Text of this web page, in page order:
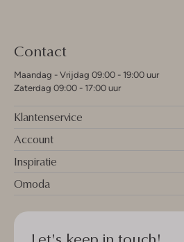
Contact
Maandag - Vrijdag 09:00 - 19:00 uur
Zaterdag 09:00 - 17:00 uur
Klantenservice
Account
Inspiratie
Omoda